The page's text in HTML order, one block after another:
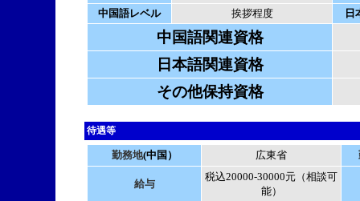
中国語レベル
挨拶程度 日
中国語関連資格
日本語関連資格
その他保持資格
待遇等
勤務地(中国） 広東省
給与
税込20000-30000元（相談可
能）